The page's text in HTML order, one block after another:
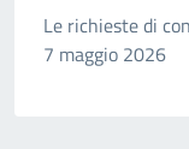
Le richieste di
7 maggio 2026